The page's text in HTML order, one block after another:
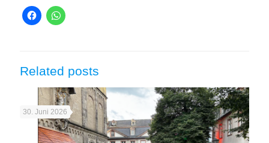
Related posts
30. Juni 2026